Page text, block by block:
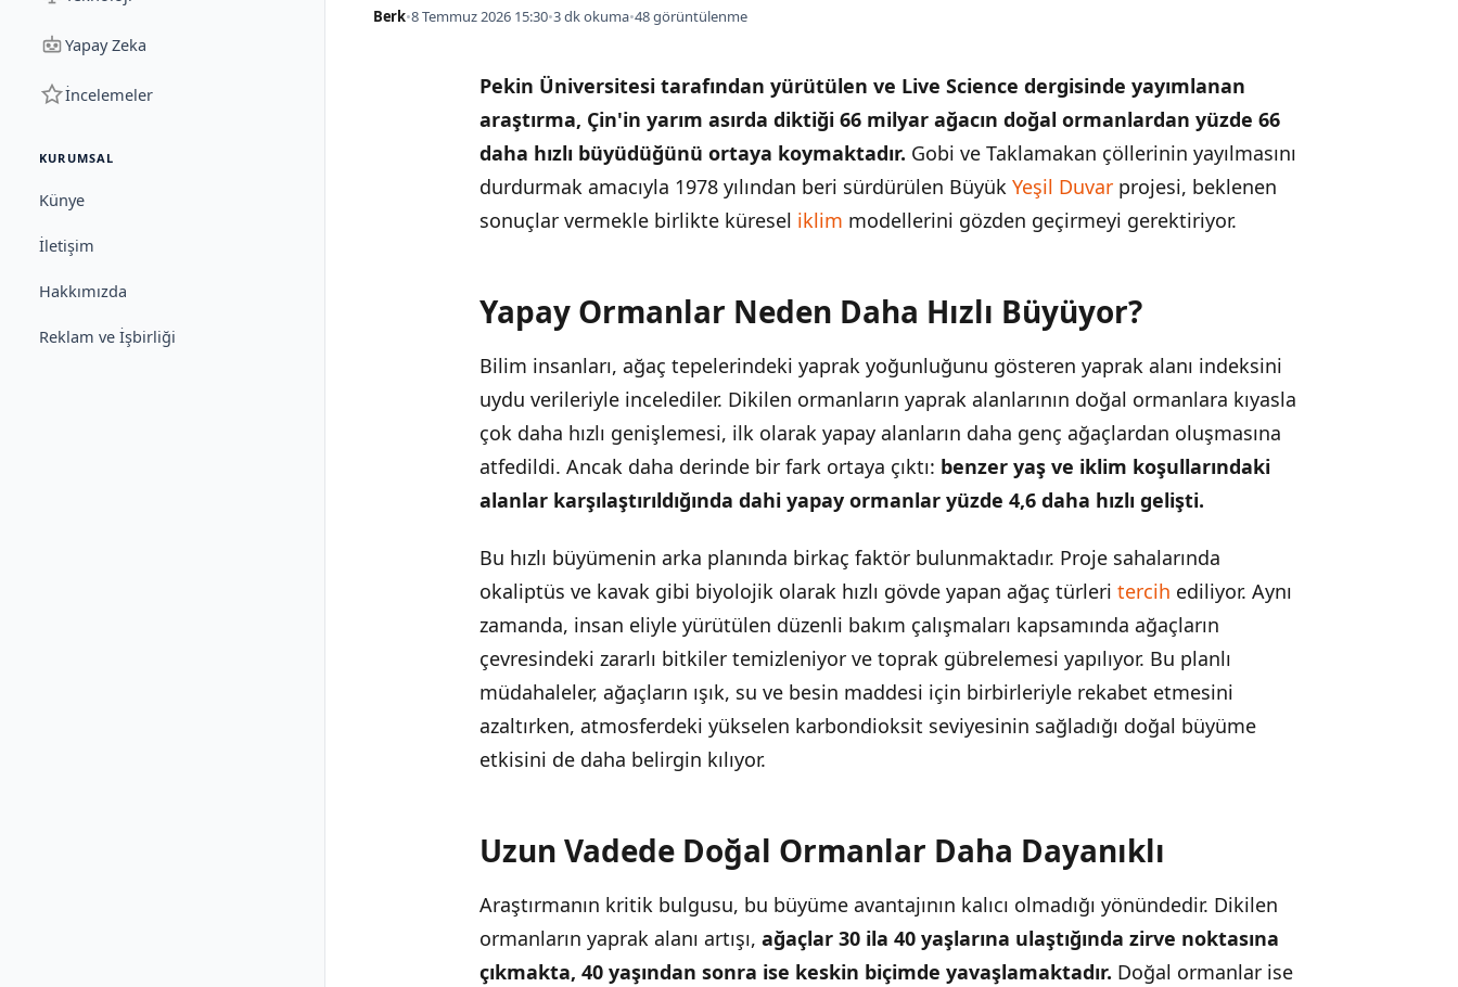
Yapay Zeka
İncelemeler
KURUMSAL
Künye
İletişim
Hakkımızda
Reklam ve İşbirliği
Berk•8 Temmuz 2026 15:30•3 dk okuma•48 görüntülenme
Pekin Üniversitesi tarafından yürütülen ve Live Science dergisinde yayımlanan
araştırma, Çin'in yarım asırda diktiği 66 milyar ağacın doğal ormanlardan yüzde 66
daha hızlı büyüdüğünü ortaya koymaktadır. Gobi ve Taklamakan çöllerinin yayılmasını
durdurmak amacıyla 1978 yılından beri sürdürülen Büyük Yeşil Duvar projesi, beklenen
sonuçlar vermekle birlikte küresel iklim modellerini gözden geçirmeyi gerektiriyor.
İÇINDEKILER
Yapay Ormanlar Neden Daha Hızlı Büyüyor?
Küresel İklim Modellerine Yansıması
Yapay Ormanlar Neden Daha Hızlı Büyüyor?
Bilim insanları, ağaç tepelerindeki yaprak yoğunluğunu gösteren yaprak alanı indeksini
uydu verileriyle incelediler. Dikilen ormanların yaprak alanlarının doğal ormanlara kıyasla
çok daha hızlı genişlemesi, ilk olarak yapay alanların daha genç ağaçlardan oluşmasına
atfedildi. Ancak daha derinde bir fark ortaya çıktı: benzer yaş ve iklim koşullarındaki
alanlar karşılaştırıldığında dahi yapay ormanlar yüzde 4,6 daha hızlı gelişti.
Bu hızlı büyümenin arka planında birkaç faktör bulunmaktadır. Proje sahalarında
okaliptüs ve kavak gibi biyolojik olarak hızlı gövde yapan ağaç türleri tercih ediliyor. Aynı
zamanda, insan eliyle yürütülen düzenli bakım çalışmaları kapsamında ağaçların
çevresindeki zararlı bitkiler temizleniyor ve toprak gübrelemesi yapılıyor. Bu planlı
müdahaleler, ağaçların ışık, su ve besin maddesi için birbirleriyle rekabet etmesini
azaltırken, atmosferdeki yükselen karbondioksit seviyesinin sağladığı doğal büyüme
etkisini de daha belirgin kılıyor.
Uzun Vadede Doğal Ormanlar Daha Dayanıklı
Araştırmanın kritik bulgusu, bu büyüme avantajının kalıcı olmadığı yönündedir. Dikilen
ormanların yaprak alanı artışı, ağaçlar 30 ila 40 yaşlarına ulaştığında zirve noktasına
çıkmakta, 40 yaşından sonra ise keskin biçimde yavaşlamaktadır. Doğal ormanlar ise